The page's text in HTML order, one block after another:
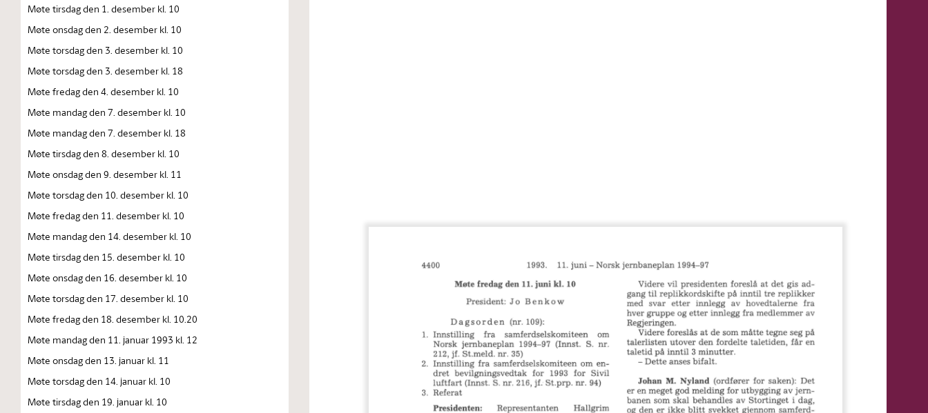
Møte tirsdag den 1. desember kl. 10
Møte onsdag den 2. desember kl. 10
Møte torsdag den 3. desember kl. 10
Møte torsdag den 3. desember kl. 18
Møte fredag den 4. desember kl. 10
Møte mandag den 7. desember kl. 10
Møte mandag den 7. desember kl. 18
Møte tirsdag den 8. desember kl. 10
Møte onsdag den 9. desember kl. 11
Møte torsdag den 10. desember kl. 10
Møte fredag den 11. desember kl. 10
Møte mandag den 14. desember kl. 10
Møte tirsdag den 15. desember kl. 10
Møte onsdag den 16. desember kl. 10
Møte torsdag den 17. desember kl. 10
Møte fredag den 18. desember kl. 10.20
Møte mandag den 11. januar 1993 kl. 12
Møte onsdag den 13. januar kl. 11
Møte torsdag den 14. januar kl. 10
Møte tirsdag den 19. januar kl. 10